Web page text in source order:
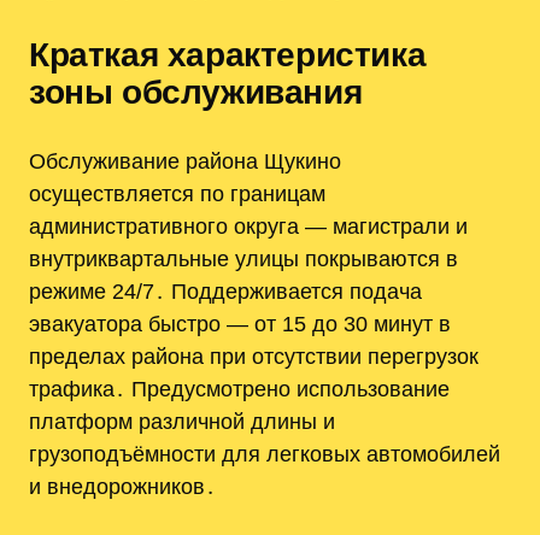
Краткая характеристика
зоны обслуживания
Обслуживание района Щукино
осуществляется по границам
административного округа — магистрали и
внутриквартальные улицы покрываются в
режиме 24/7․ Поддерживается подача
эвакуатора быстро — от 15 до 30 минут в
пределах района при отсутствии перегрузок
трафика․ Предусмотрено использование
платформ различной длины и
грузоподъёмности для легковых автомобилей
и внедорожников․